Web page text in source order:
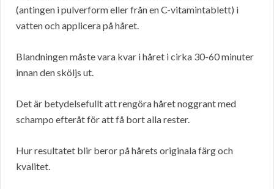
(antingen i pulverform eller från en C-vitamintablett) i
vatten och applicera på håret.
Blandningen måste vara kvar i håret i cirka 30-60 minuter
innan den sköljs ut.
Det är betydelsefullt att rengöra håret noggrant med
schampo efteråt för att få bort alla rester.
Hur resultatet blir beror på hårets originala färg och
kvalitet.